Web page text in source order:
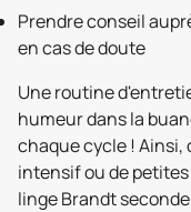
Prendre conseil
en cas de doute
Une routine
humeur dans la
chaque cycle ! Ainsi,
intensif ou de
linge Brandt